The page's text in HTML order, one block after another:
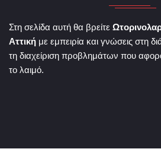
Στη σελίδα αυτή θα βρείτε
Αττική με εμπειρία και γνώσεις στη
τη διαχείριση προβλημάτων που
το λαιμό.